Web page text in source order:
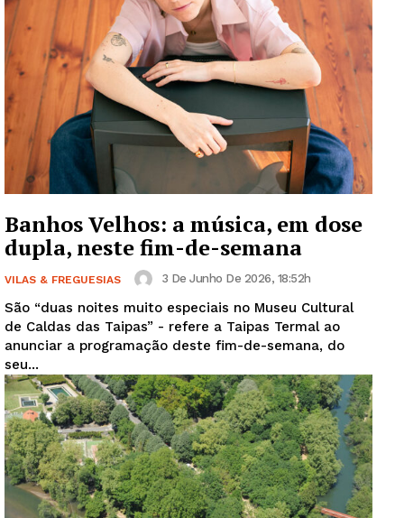
Banhos Velhos: a música, em dose
dupla, neste fim-de-semana
VILAS & FREGUESIAS 3 De Junho De 2026, 18:52h
São “duas noites muito especiais no Museu Cultural
de Caldas das Taipas” - refere a Taipas Termal ao
anunciar a programação deste fim-de-semana, do
seu...